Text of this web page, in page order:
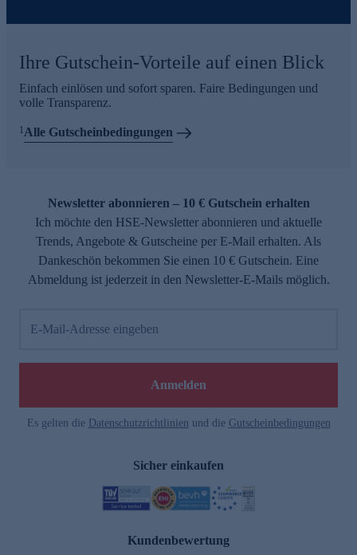
Ihre Gutschein-Vorteile auf einen Blick
Einfach einlösen und sofort sparen. Faire Bedingungen und
volle Transparenz.
1 Alle Gutscheinbedingungen
Newsletter abonnieren – 10 € Gutschein erhalten
Ich möchte den HSE-Newsletter abonnieren und aktuelle
Trends, Angebote & Gutscheine per E-Mail erhalten. Als
Dankeschön bekommen Sie einen 10 € Gutschein. Eine
Abmeldung ist jederzeit in den Newsletter-E-Mails möglich.
E-Mail-Adresse eingeben
Anmelden
Es gelten die Datenschutzrichtlinien und die Gutscheinbedingungen
Sicher einkaufen
Kundenbewertung